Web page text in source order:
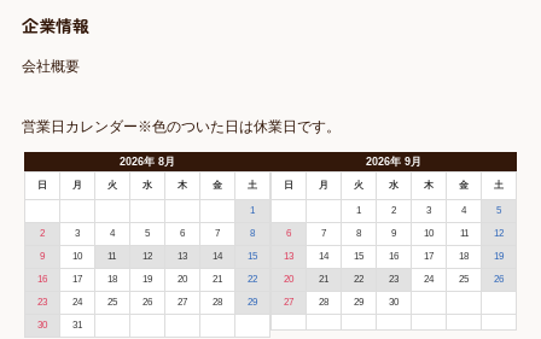
企業情報
会社概要
営業日カレンダー※色のついた日は休業日です。
2026年 8月
日 月 火 水 木 金 土
1
2 3 4 5 6 7 8
9 10 11 12 13 14 15
16 17 18 19 20 21 22
23 24 25 26 27 28 29
30 31
2026年9月
日 月 火 水 木 金 土
1 2 3 4 5
6 7 8 9 10 11 12
13 14 15 16 17 18 19
20 21 22 23 24 25 26
27 28 29 30